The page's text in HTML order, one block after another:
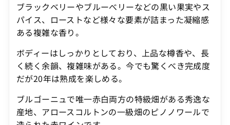
ブラックベリーやブルーべリーなどの黒い果実やス
パイス、ローストなど様々な要素が詰まった凝縮感
ある複雑な香り。
ボディーはしっかりとしており、上品な樽香や、長
く続く余韻、複雑味がある。今でも驚くべき完成度
だが20年は熟成を楽しめる。
ブルゴーニュで唯一赤白両方の特級畑がある秀逸な
産地、アロースコルトンの一級畑のピノノワールで